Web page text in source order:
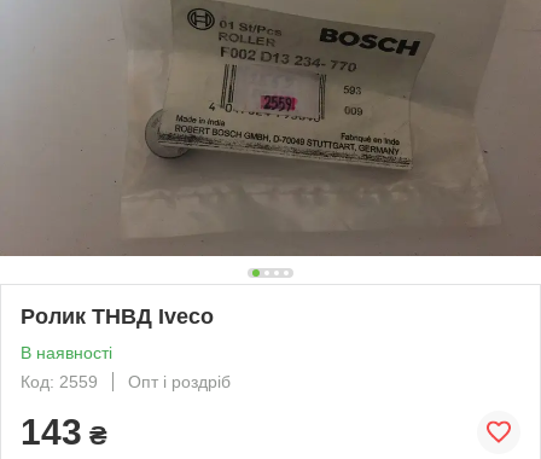
Ролик ТНВД Iveco
В наявності
Код: 2559
Опт і роздріб
143 ₴